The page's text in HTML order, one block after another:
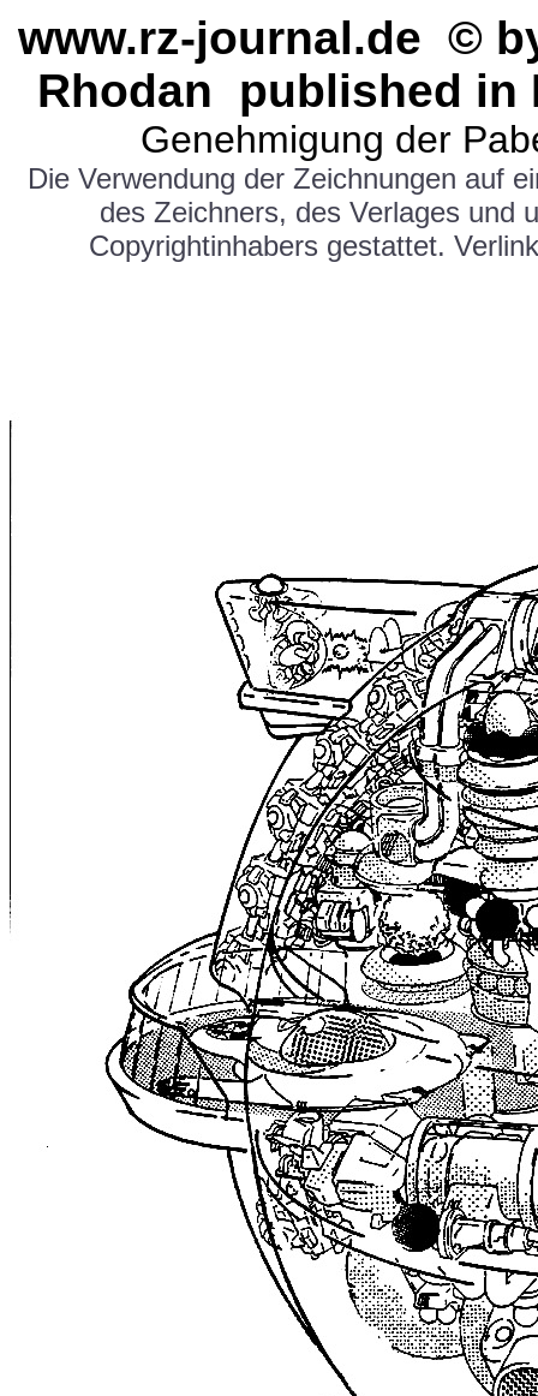
www.rz-journal.de ©
Rhodan published in
Genehmigung der
Die Verwendung der Zeichnungen auf
des Zeichners, des Verlages und
Copyrightinhabers gestattet.